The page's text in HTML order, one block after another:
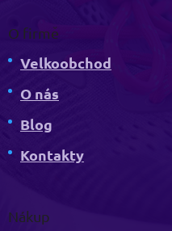
O firmě
Velkoobchod
O nás
Blog
Kontakty
Nákup